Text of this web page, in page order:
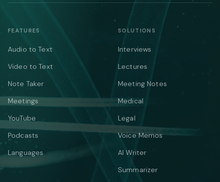
FEATURES
Audio to Text
Video to Text
Note Taker
Meetings
YouTube
Podcasts
Languages
SOLUTIONS
Interviews
Lectures
Meeting Notes
Medical
Legal
Voice Memos
AI Writer
Summarizer